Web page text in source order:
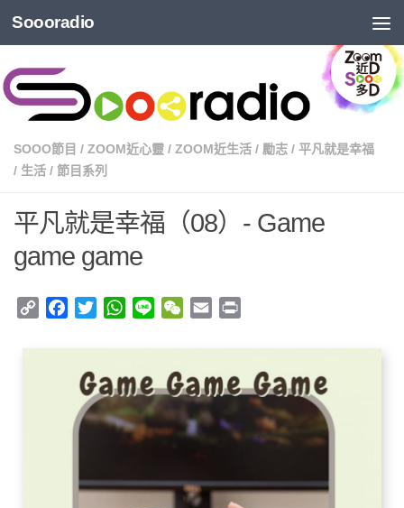
Soooradio
SOOO節目 / ZOOM近心靈 / ZOOM近生活 / 勵志 / 平凡就是幸福
/ 生活 / 節目系列
平凡就是幸福（08）- Game
game game
Copy
Facebook
TwitterWhatsApp
Line WeChat
Email